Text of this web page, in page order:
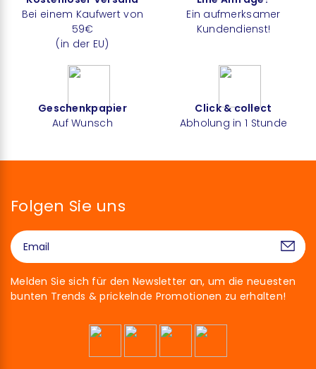
Bei einem Kaufwert von
59€
(in der EU)
Ein aufmerksamer
Kundendienst!
Geschenkpapier
Auf Wunsch
Click & collect
Abholung in 1 Stunde
Folgen Sie uns
Melden Sie sich für den Newsletter an, um die neuesten
bunten Trends & prickelnde Promotionen zu erhalten!